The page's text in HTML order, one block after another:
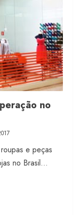
no
e peças
no Brasil...
milhões de